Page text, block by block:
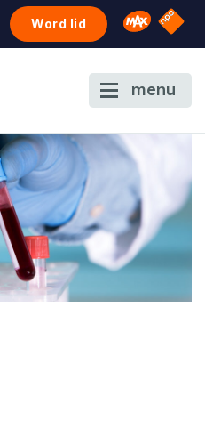
Word lid Omroep
NPO
menu